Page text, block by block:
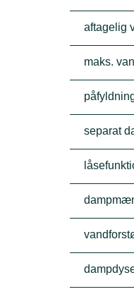
aftagelig
maks.
separat